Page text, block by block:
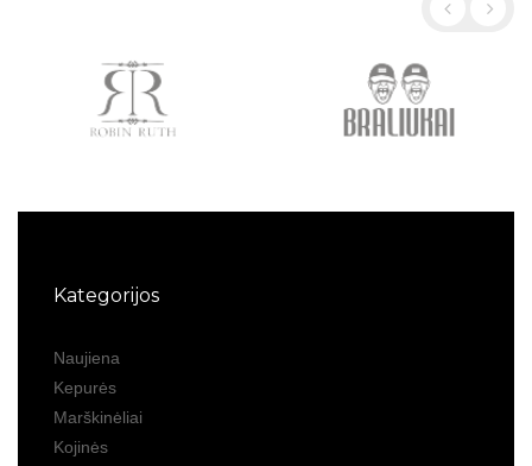
Kategorijos
Naujiena
Kepurės
Marškinėliai
Kojinės